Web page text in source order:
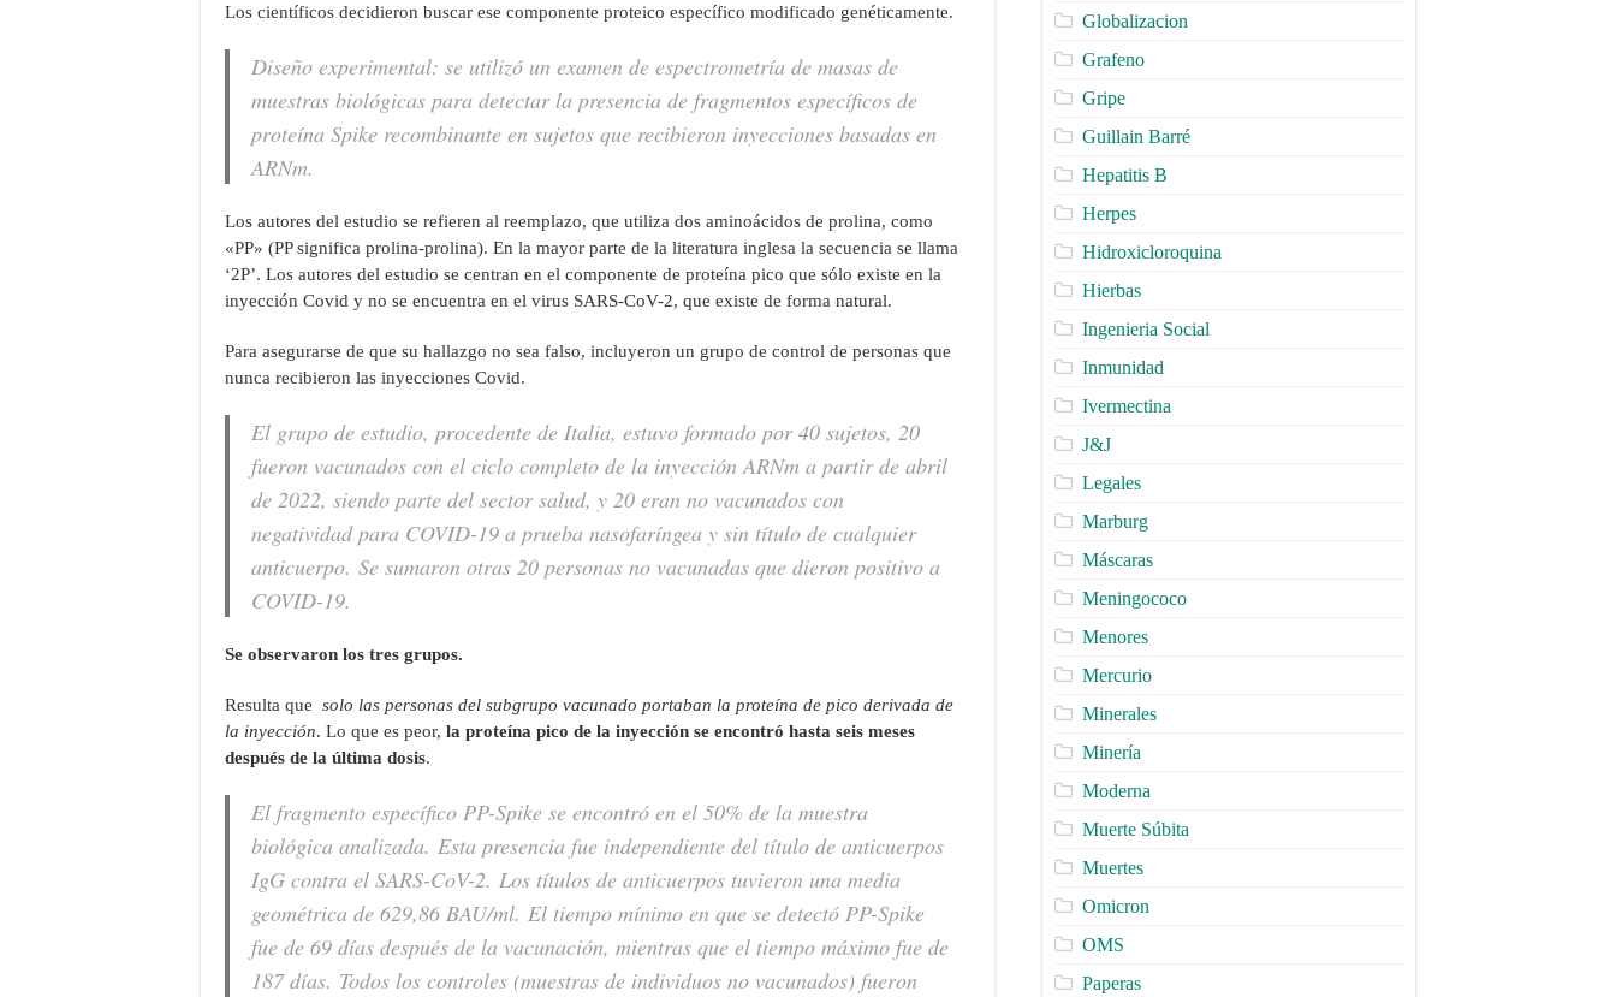
Los científicos decidieron buscar ese componente proteico específico modificado genéticamente.
Diseño experimental: se utilizó un examen de espectrometría de masas de
muestras biológicas para detectar la presencia de fragmentos específicos de
proteína Spike recombinante en sujetos que recibieron inyecciones basadas en
ARNm.
Los autores del estudio se refieren al reemplazo, que utiliza dos aminoácidos de prolina, como
«PP» (PP significa prolina-prolina). En la mayor parte de la literatura inglesa la secuencia se llama
‘2P’. Los autores del estudio se centran en el componente de proteína pico que sólo existe en la
inyección Covid y no se encuentra en el virus SARS-CoV-2, que existe de forma natural.
Para asegurarse de que su hallazgo no sea falso, incluyeron un grupo de control de personas que
nunca recibieron las inyecciones Covid.
El grupo de estudio, procedente de Italia, estuvo formado por 40 sujetos, 20
fueron vacunados con el ciclo completo de la inyección ARNm a partir de abril
de 2022, siendo parte del sector salud, y 20 eran no vacunados con
negatividad para COVID-19 a prueba nasofaríngea y sin título de cualquier
anticuerpo. Se sumaron otras 20 personas no vacunadas que dieron positivo a
COVID-19.
Se observaron los tres grupos.
Resulta que solo las personas del subgrupo vacunado portaban la proteína de pico derivada de
la inyección. Lo que es peor, la proteína pico de la inyección se encontró hasta seis meses
después de la última dosis.
El fragmento específico PP-Spike se encontró en el 50% de la muestra
biológica analizada. Esta presencia fue independiente del título de anticuerpos
IgG contra el SARS-CoV-2. Los títulos de anticuerpos tuvieron una media
geométrica de 629,86 BAU/ml. El tiempo mínimo en que se detectó PP-Spike
fue de 69 días después de la vacunación, mientras que el tiempo máximo fue de
187 días. Todos los controles (muestras de individuos no vacunados) fueron
Globalizacion
Grafeno
Gripe
Guillain Barré
Hepatitis B
Herpes
Hidroxicloroquina
Hierbas
Ingenieria Social
Inmunidad
Ivermectina
J&J
Legales
Marburg
Máscaras
Meningococo
Menores
Mercurio
Minerales
Minería
Moderna
Muerte Súbita
Muertes
Omicron
OMS
Paperas